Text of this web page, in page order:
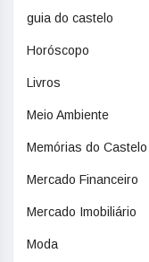
guia do castelo
Horóscopo
Livros
Meio Ambiente
Memórias do Castelo
Mercado Financeiro
Mercado Imobiliário
Moda